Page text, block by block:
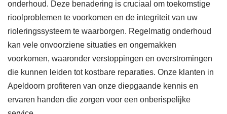
onderhoud. Deze benadering is cruciaal om toekomstige
rioolproblemen te voorkomen en de integriteit van uw
rioleringssysteem te waarborgen. Regelmatig onderhoud
kan vele onvoorziene situaties en ongemakken
voorkomen, waaronder verstoppingen en overstromingen
die kunnen leiden tot kostbare reparaties. Onze klanten in
Apeldoorn profiteren van onze diepgaande kennis en
ervaren handen die zorgen voor een onberispelijke